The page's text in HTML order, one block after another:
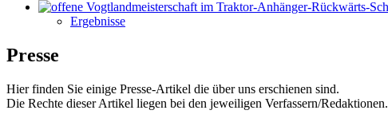
Ergebnisse
Presse
Hier finden Sie einige Presse-Artikel die über uns erschienen sind.
Die Rechte dieser Artikel liegen bei den jeweiligen Verfassern/Redaktionen.